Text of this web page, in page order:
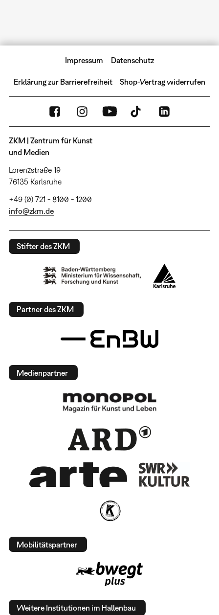
Impressum Datenschutz
Erklärung zur Barrierefreiheit Shop-Vertrag widerrufen
ZKM | Zentrum für Kunst
und Medien
Lorenzstraße 19
76135 Karlsruhe
+49 (0) 721 - 8100 - 1200
info@zkm.de
Stifter des ZKM
Partner des ZKM
Medienpartner
Mobilitätspartner
Weitere Institutionen im Hallenbau